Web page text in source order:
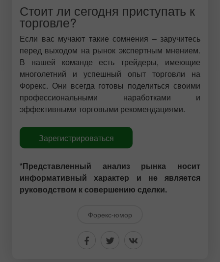
Стоит ли сегодня приступать к
торговле?
Если вас мучают такие сомнения – заручитесь
перед выходом на рынок экспертным мнением.
В нашей команде есть трейдеры, имеющие
многолетний и успешный опыт торговли на
Форекс. Они всегда готовы поделиться своими
профессиональными наработками и
эффективными торговыми рекомендациями.
Зарегистрироваться
*Представленный анализ рынка носит
информативный характер и не является
руководством к совершению сделки.
Форекс-юмор